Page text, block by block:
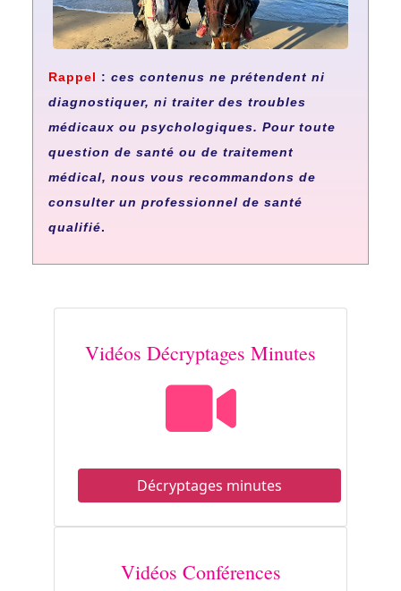
Rappel : ces contenus ne prétendent ni
diagnostiquer, ni traiter des troubles
médicaux ou psychologiques. Pour toute
question de santé ou de traitement
médical, nous vous recommandons de
consulter un professionnel de santé
qualifié.
Vidéos Décryptages Minutes
Décryptages minutes
Vidéos Conférences